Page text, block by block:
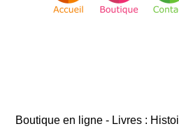
Boutique en ligne - Livres :